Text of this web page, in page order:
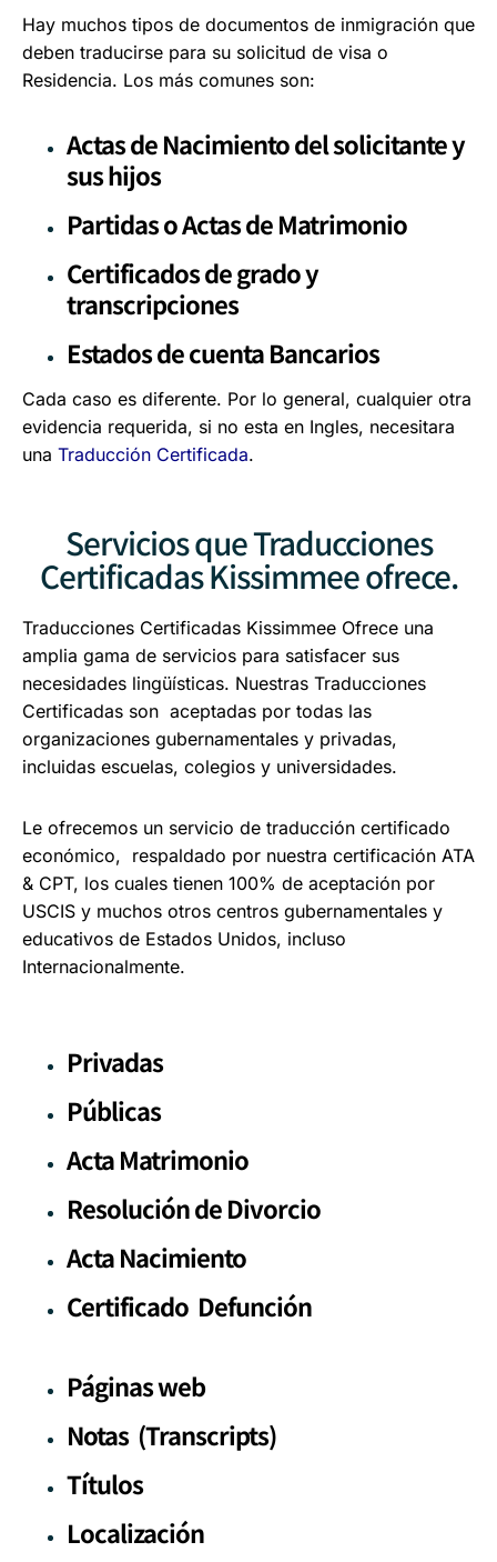
Hay muchos tipos de documentos de inmigración que
deben traducirse para su solicitud de visa o
Residencia. Los más comunes son:
Actas de Nacimiento del solicitante y
sus hijos
Partidas o Actas de Matrimonio
Certificados de grado y
transcripciones
Estados de cuenta Bancarios
Cada caso es diferente. Por lo general, cualquier otra
evidencia requerida, si no esta en Ingles, necesitara
una Traducción Certificada.
Servicios que Traducciones
Certificadas Kissimmee ofrece.
Traducciones Certificadas Kissimmee Ofrece una
amplia gama de servicios para satisfacer sus
necesidades lingüísticas. Nuestras Traducciones
Certificadas son aceptadas por todas las
organizaciones gubernamentales y privadas,
incluidas escuelas, colegios y universidades.
Le ofrecemos un servicio de traducción certificado
económico, respaldado por nuestra certificación ATA
& CPT, los cuales tienen 100% de aceptación por
USCIS y muchos otros centros gubernamentales y
educativos de Estados Unidos, incluso
Internacionalmente.
Privadas
Públicas
Acta Matrimonio
Resolución de Divorcio
Acta Nacimiento
Certificado Defunción
Páginas web
Notas (Transcripts)
Títulos
Localización